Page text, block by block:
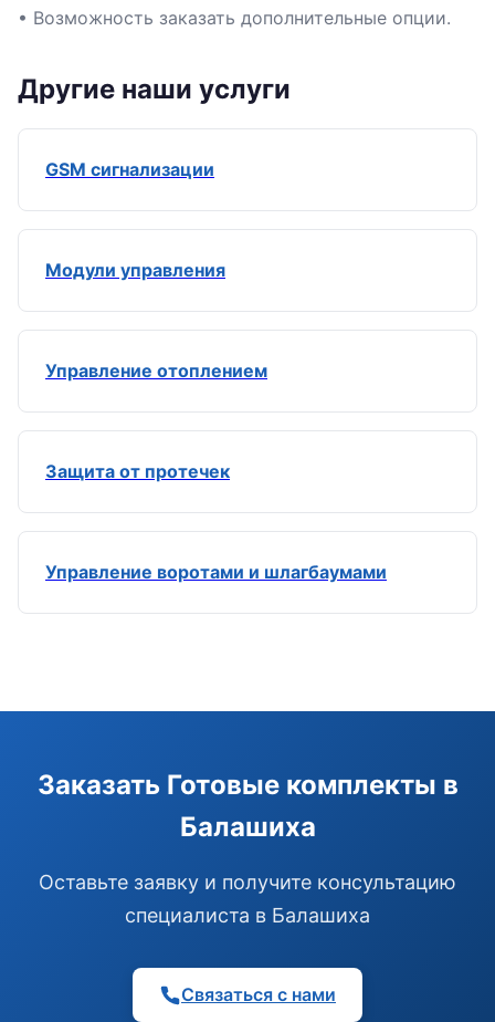
• Возможность заказать дополнительные опции.
Другие наши услуги
GSM сигнализации
Модули управления
Управление отоплением
Защита от протечек
Управление воротами и шлагбаумами
Заказать Готовые комплекты в
Балашиха
Оставьте заявку и получите консультацию
специалиста в Балашиха
Связаться с нами
модуль управления или готовый комплект.
Подобрать сигнализацию